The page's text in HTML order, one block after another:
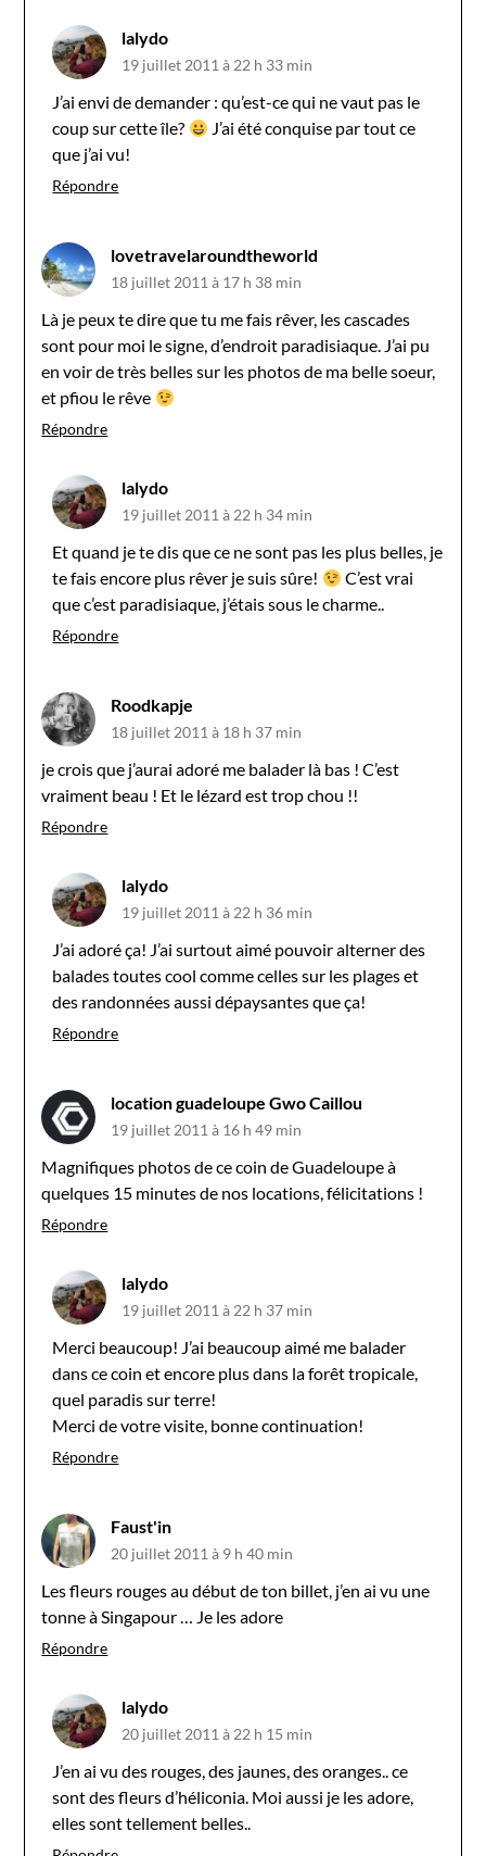
lalydo
19 juillet 2011 à 22 h 33 min
J’ai envi de demander : qu’est-ce qui ne vaut pas le
coup sur cette île?
J’ai été conquise par tout ce
que j’ai vu!
Répondre
lovetravelaroundtheworld
18 juillet 2011 à 17 h 38 min
Là je peux te dire que tu me fais rêver, les cascades
sont pour moi le signe, d’endroit paradisiaque. J’ai pu
en voir de très belles sur les photos de ma belle soeur,
et pfiou le rêve
Répondre
lalydo
19 juillet 2011 à 22 h 34 min
Et quand je te dis que ce ne sont pas les plus belles, je
te fais encore plus rêver je suis sûre!
C’est vrai
que c’est paradisiaque, j’étais sous le charme..
Répondre
Roodkapje
18 juillet 2011 à 18 h 37 min
je crois que j’aurai adoré me balader là bas ! C’est
vraiment beau ! Et le lézard est trop chou !!
Répondre
lalydo
19 juillet 2011 à 22 h 36 min
J’ai adoré ça! J’ai surtout aimé pouvoir alterner des
balades toutes cool comme celles sur les plages et
des randonnées aussi dépaysantes que ça!
Répondre
location guadeloupe Gwo Caillou
19 juillet 2011 à 16 h 49 min
Magnifiques photos de ce coin de Guadeloupe à
quelques 15 minutes de nos locations, félicitations !
Répondre
lalydo
19 juillet 2011 à 22 h 37 min
Merci beaucoup! J’ai beaucoup aimé me balader
dans ce coin et encore plus dans la forêt tropicale,
quel paradis sur terre!
Merci de votre visite, bonne continuation!
Répondre
Faust'in
20 juillet 2011 à 9 h 40 min
Les fleurs rouges au début de ton billet, j’en ai vu une
tonne à Singapour … Je les adore
Répondre
lalydo
20 juillet 2011 à 22 h 15 min
J’en ai vu des rouges, des jaunes, des oranges.. ce
sont des fleurs d’héliconia. Moi aussi je les adore,
elles sont tellement belles..